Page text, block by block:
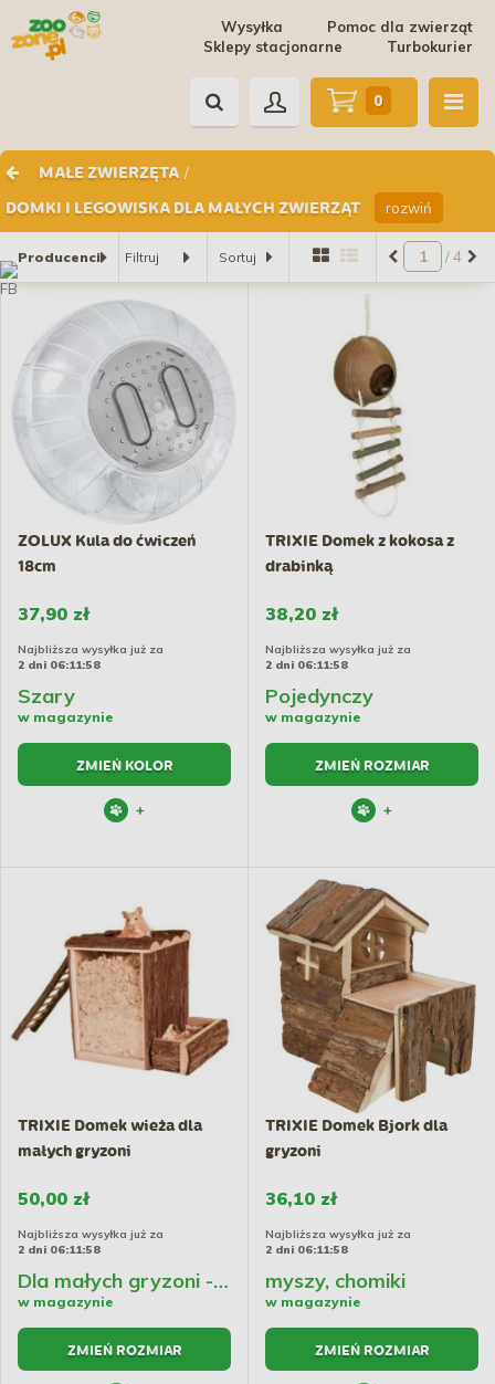
Pomoc dla zwierząt
Wysyłka
Turbokurier
Sklepy stacjonarne
MAŁE ZWIERZĘTA /
DOMKI I LEGOWISKA DLA MAŁYCH ZWIERZĄT rozwiń
0
/ 4
ZOLUX Kula do ćwiczeń
18cm
37,90 zł
Najbliższa wysyłka już za
2 dni 06:11:57
Szary
w magazynie
ZMIEŃ KOLOR
+
TRIXIE Domek z kokosa z
drabinką
38,20 zł
Najbliższa wysyłka już za
2 dni 06:11:57
Pojedynczy
w magazynie
ZMIEŃ ROZMIAR
+
TRIXIE Domek wieża dla
małych gryzoni
50,00 zł
Najbliższa wysyłka już za
2 dni 06:11:57
Dla małych gryzoni - Myszy, chomiki karłowate
w magazynie
ZMIEŃ ROZMIAR
TRIXIE Domek Bjork dla
gryzoni
36,10 zł
Najbliższa wysyłka już za
2 dni 06:11:57
myszy, chomiki
w magazynie
ZMIEŃ ROZMIAR